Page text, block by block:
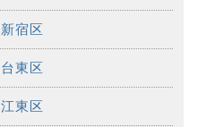
新宿区
台東区
江東区